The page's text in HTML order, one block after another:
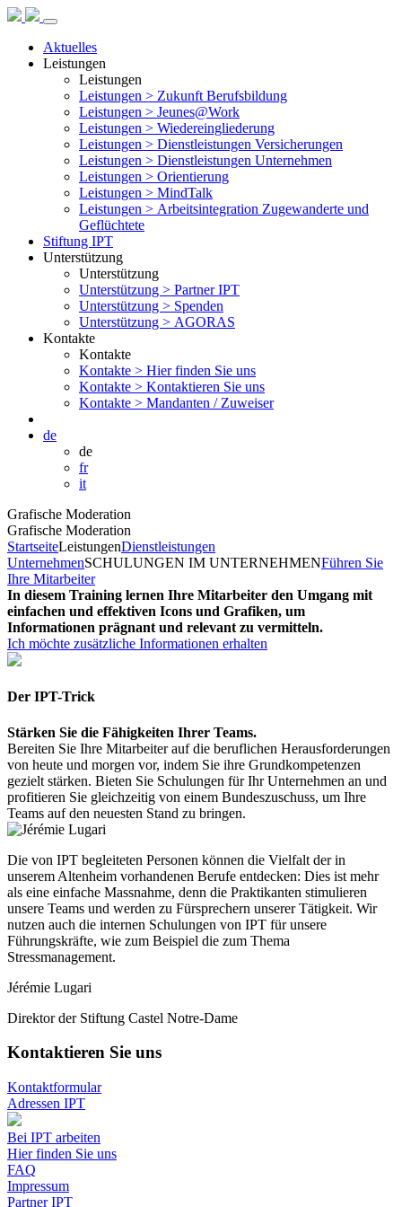
Aktuelles
Leistungen
Leistungen
Leistungen > Zukunft Berufsbildung
Leistungen > Jeunes@Work
Leistungen > Wiedereingliederung
Leistungen > Dienstleistungen Versicherungen
Leistungen > Dienstleistungen Unternehmen
Leistungen > Orientierung
Leistungen > MindTalk
Leistungen > Arbeitsintegration Zugewanderte und
Geflüchtete
Stiftung IPT
Unterstützung
Unterstützung
Unterstützung > Partner IPT
Unterstützung > Spenden
Unterstützung > AGORAS
Kontakte
Kontakte
Kontakte > Hier finden Sie uns
Kontakte > Kontaktieren Sie uns
Kontakte > Mandanten / Zuweiser
de
de
fr
it
Grafische Moderation
Grafische Moderation
StartseiteLeistungenDienstleistungen
UnternehmenSCHULUNGEN IM UNTERNEHMENFühren Sie
Ihre Mitarbeiter
In diesem Training lernen Ihre Mitarbeiter den Umgang mit
einfachen und effektiven Icons und Grafiken, um
Informationen prägnant und relevant zu vermitteln.
Ich möchte zusätzliche Informationen erhalten
Der IPT-Trick
Stärken Sie die Fähigkeiten Ihrer Teams.
Bereiten Sie Ihre Mitarbeiter auf die beruflichen Herausforderungen
von heute und morgen vor, indem Sie ihre Grundkompetenzen
gezielt stärken. Bieten Sie Schulungen für Ihr Unternehmen an und
profitieren Sie gleichzeitig von einem Bundeszuschuss, um Ihre
Teams auf den neuesten Stand zu bringen.
Die von IPT begleiteten Personen können die Vielfalt der in
unserem Altenheim vorhandenen Berufe entdecken: Dies ist mehr
als eine einfache Massnahme, denn die Praktikanten stimulieren
unsere Teams und werden zu Fürsprechern unserer Tätigkeit. Wir
nutzen auch die internen Schulungen von IPT für unsere
Führungskräfte, wie zum Beispiel die zum Thema
Stressmanagement.
Jérémie Lugari
Direktor der Stiftung Castel Notre-Dame
Kontaktieren Sie uns
Kontaktformular
Adressen IPT
Bei IPT arbeiten
Hier finden Sie uns
FAQ
Impressum
Partner IPT